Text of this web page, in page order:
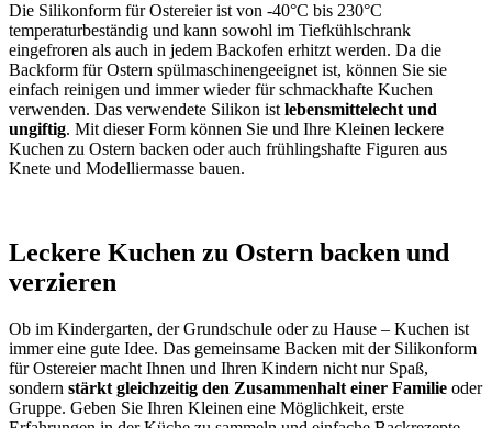
Die Silikonform für Ostereier ist von -40°C bis 230°C
temperaturbeständig und kann sowohl im Tiefkühlschrank
eingefroren als auch in jedem Backofen erhitzt werden. Da die
Backform für Ostern spülmaschinengeeignet ist, können Sie sie
einfach reinigen und immer wieder für schmackhafte Kuchen
verwenden. Das verwendete Silikon ist lebensmittelecht und
ungiftig. Mit dieser Form können Sie und Ihre Kleinen leckere
Kuchen zu Ostern backen oder auch frühlingshafte Figuren aus
Knete und Modelliermasse bauen.
Leckere Kuchen zu Ostern backen und
verzieren
Ob im Kindergarten, der Grundschule oder zu Hause – Kuchen ist
immer eine gute Idee. Das gemeinsame Backen mit der Silikonform
für Ostereier macht Ihnen und Ihren Kindern nicht nur Spaß,
sondern stärkt gleichzeitig den Zusammenhalt einer Familie oder
Gruppe. Geben Sie Ihren Kleinen eine Möglichkeit, erste